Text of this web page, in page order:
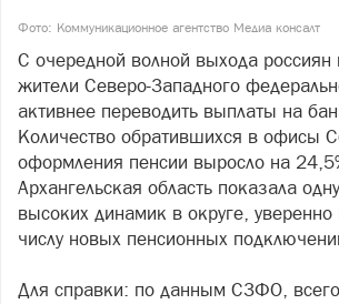
Фото: Коммуникационное агентство Медиа консалт
С очередной волной выхода россиян
жители Северо-Западного
активнее переводить выплаты на
Количество обратившихся в офисы
оформления пенсии выросло на
Архангельская область показала
высоких динамик в округе,
числу новых пенсионных
Для справки: по данным СЗФО,